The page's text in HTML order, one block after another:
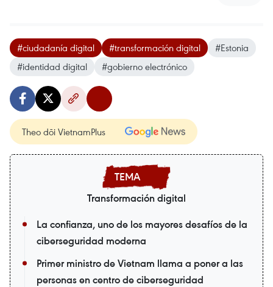
#ciudadanía digital #transformación digital
#Estonia
#identidad digital
#gobierno electrónico
Theo dõi VietnamPlus
Transformación digital
La confianza, uno de los mayores desafíos de la
ciberseguridad moderna
Primer ministro de Vietnam llama a poner a las
personas en centro de ciberseguridad